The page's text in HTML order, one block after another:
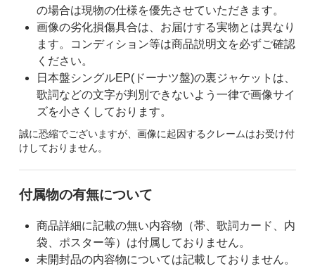
の場合は現物の仕様を優先させていただきます。
画像の劣化損傷具合は、お届けする実物とは異なり
ます。コンディション等は商品説明文を必ずご確認
ください。
日本盤シングルEP(ドーナツ盤)の裏ジャケットは、
歌詞などの文字が判別できないよう一律で画像サイ
ズを小さくしております。
誠に恐縮でございますが、画像に起因するクレームはお受け付
けしておりません。
付属物の有無について
商品詳細に記載の無い内容物（帯、歌詞カード、内
袋、ポスター等）は付属しておりません。
未開封品の内容物については記載しておりません。